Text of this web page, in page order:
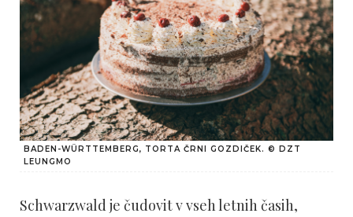
BADEN-WÜRTTEMBERG, TORTA ČRNI GOZDIČEK. © DZT
LEUNGMO
Schwarzwald je čudovit v vseh letnih časih,